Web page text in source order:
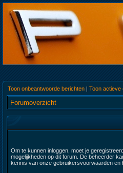
Toon onbeantwoorde berichten | Toon actieve
Forumoverzicht
Om te kunnen inloggen, moet je
mogelijkheden op dit forum. De beheerder
kennis van onze gebruikersvoorwaarden en